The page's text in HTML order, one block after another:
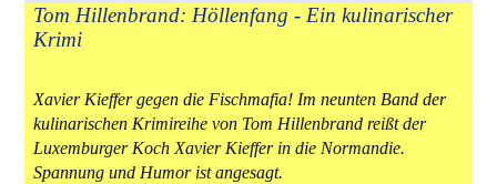
Tom Hillenbrand: Höllenfang - Ein kulinarischer
Krimi
Xavier Kieffer gegen die Fischmafia! Im neunten Band der
kulinarischen Krimireihe von Tom Hillenbrand reißt der
Luxemburger Koch Xavier Kieffer in die Normandie.
Spannung und Humor ist angesagt.